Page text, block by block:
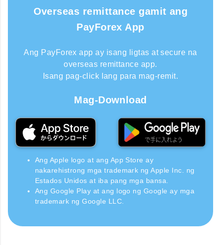
Overseas remittance gamit ang
PayForex App
Ang PayForex app ay isang ligtas at secure na
overseas remittance app.
Isang pag-click lang para mag-remit.
Mag-Download
Ang Apple logo at ang App Store ay
nakarehistrong mga trademark ng Apple Inc. ng
Estados Unidos at iba pang mga bansa.
Ang Google Play at ang logo ng Google ay mga
trademark ng Google LLC.